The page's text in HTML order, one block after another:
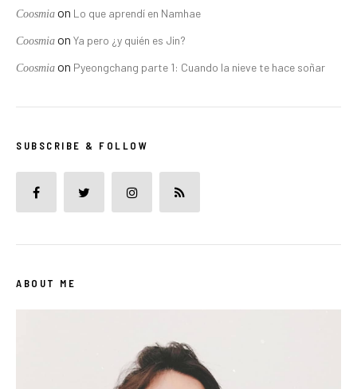
Coosmia on Lo que aprendí en Namhae
Coosmia on Ya pero ¿y quién es Jin?
Coosmia on Pyeongchang parte 1: Cuando la nieve te hace soñar
SUBSCRIBE & FOLLOW
ABOUT ME